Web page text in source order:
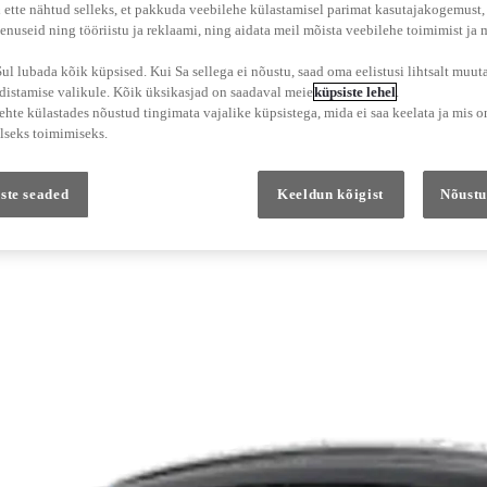
ette nähtud selleks, et pakkuda veebilehe külastamisel parimat
ning tööriistu ja reklaami, ning aidata meil mõista veebilehe toimimist ja
lubada kõik küpsised. Kui Sa sellega ei nõustu, saad oma eelistusi lihtsalt
valikule. Kõik üksikasjad on saadaval meieküpsiste lehel.
külastades nõustud tingimata vajalike küpsistega, mida ei saa keelata ja mis
toimimiseks.
seaded Keeldun kõigist